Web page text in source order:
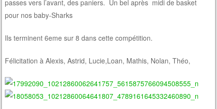
passes vers l’avant, des paniers. Un bel après midi de basket
pour nos baby-Sharks
Ils terminent 6eme sur 8 dans cette compétition.
Félicitation à Alexis, Astrid, Lucie,Loan, Mathis, Nolan, Théo,